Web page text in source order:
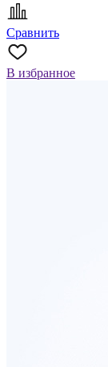
Сравнить
В избранное